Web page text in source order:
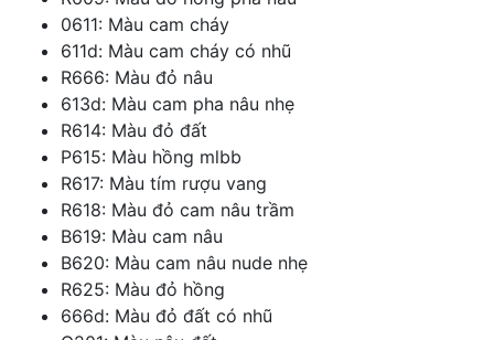
0611: Màu cam cháy
611d: Màu cam cháy có nhũ
R666: Màu đỏ nâu
613d: Màu cam pha nâu nhẹ
R614: Màu đỏ đất
P615: Màu hồng mlbb
R617: Màu tím rượu vang
R618: Màu đỏ cam nâu trầm
B619: Màu cam nâu
B620: Màu cam nâu nude nhẹ
R625: Màu đỏ hồng
666d: Màu đỏ đất có nhũ